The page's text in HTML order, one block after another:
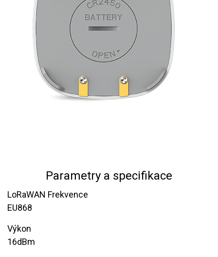
Parametry a specifikace
LoRaWAN Frekvence
EU868
Výkon
16dBm